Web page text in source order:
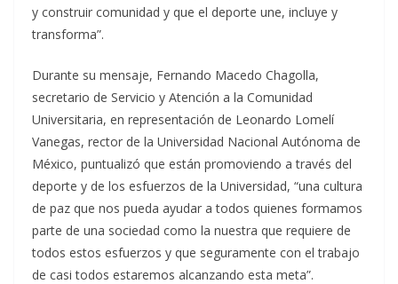
y construir comunidad y que el deporte une, incluye y
transforma”.
Durante su mensaje, Fernando Macedo Chagolla,
secretario de Servicio y Atención a la Comunidad
Universitaria, en representación de Leonardo Lomelí
Vanegas, rector de la Universidad Nacional Autónoma de
México, puntualizó que están promoviendo a través del
deporte y de los esfuerzos de la Universidad, “una cultura
de paz que nos pueda ayudar a todos quienes formamos
parte de una sociedad como la nuestra que requiere de
todos estos esfuerzos y que seguramente con el trabajo
de casi todos estaremos alcanzando esta meta”.